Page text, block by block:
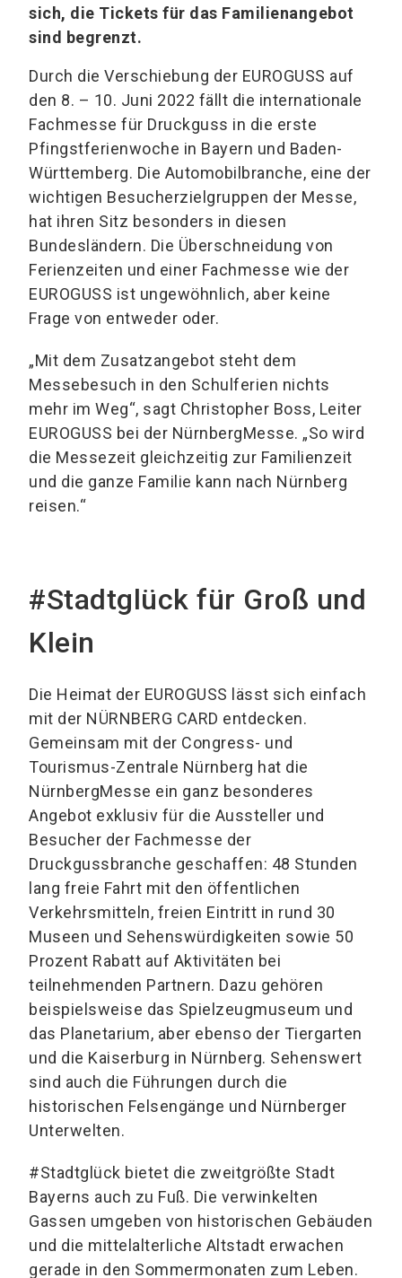
sich, die Tickets für das Familienangebot
sind begrenzt.
Durch die Verschiebung der EUROGUSS auf
den 8. – 10. Juni 2022 fällt die internationale
Fachmesse für Druckguss in die erste
Pfingstferienwoche in Bayern und Baden-
Württemberg. Die Automobilbranche, eine der
wichtigen Besucherzielgruppen der Messe,
hat ihren Sitz besonders in diesen
Bundesländern. Die Überschneidung von
Ferienzeiten und einer Fachmesse wie der
EUROGUSS ist ungewöhnlich, aber keine
Frage von entweder oder.
„Mit dem Zusatzangebot steht dem
Messebesuch in den Schulferien nichts
mehr im Weg“, sagt Christopher Boss, Leiter
EUROGUSS bei der NürnbergMesse. „So wird
die Messezeit gleichzeitig zur Familienzeit
und die ganze Familie kann nach Nürnberg
reisen.“
#Stadtglück für Groß und
Klein
Die Heimat der EUROGUSS lässt sich einfach
mit der NÜRNBERG CARD entdecken.
Gemeinsam mit der Congress- und
Tourismus-Zentrale Nürnberg hat die
NürnbergMesse ein ganz besonderes
Angebot exklusiv für die Aussteller und
Besucher der Fachmesse der
Druckgussbranche geschaffen: 48 Stunden
lang freie Fahrt mit den öffentlichen
Verkehrsmitteln, freien Eintritt in rund 30
Museen und Sehenswürdigkeiten sowie 50
Prozent Rabatt auf Aktivitäten bei
teilnehmenden Partnern. Dazu gehören
beispielsweise das Spielzeugmuseum und
das Planetarium, aber ebenso der Tiergarten
und die Kaiserburg in Nürnberg. Sehenswert
sind auch die Führungen durch die
historischen Felsengänge und Nürnberger
Unterwelten.
#Stadtglück bietet die zweitgrößte Stadt
Bayerns auch zu Fuß. Die verwinkelten
Gassen umgeben von historischen Gebäuden
und die mittelalterliche Altstadt erwachen
gerade in den Sommermonaten zum Leben.